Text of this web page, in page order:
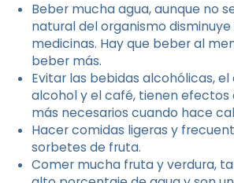
Beber mucha agua, aunque no
natural del organismo
medicinas. Hay que beber al
beber más.
Evitar las bebidas alcohólicas,
alcohol y el café, tienen efectos
más necesarios cuando hace
Hacer comidas ligeras y
sorbetes de fruta.
Comer mucha fruta y verdura,